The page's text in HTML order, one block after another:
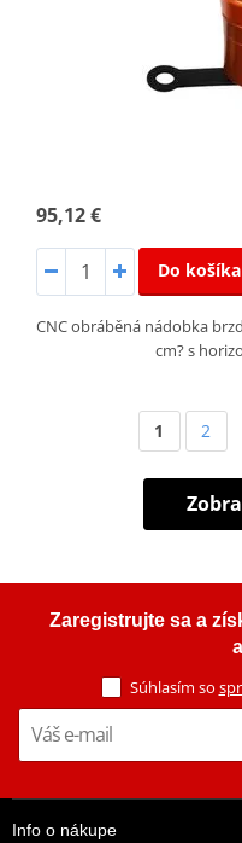
95,12 €
Do košíka
CNC obráběná nádobka
cm? s
1 2
Zaregistrujte sa a
Súhlasím so
Info o nákupe